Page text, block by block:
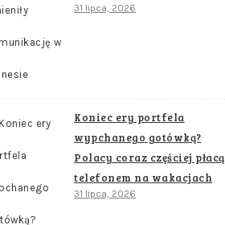
31 lipca, 2026
Koniec ery portfela
wypchanego gotówką?
Polacy coraz częściej płacą
telefonem na wakacjach
31 lipca, 2026